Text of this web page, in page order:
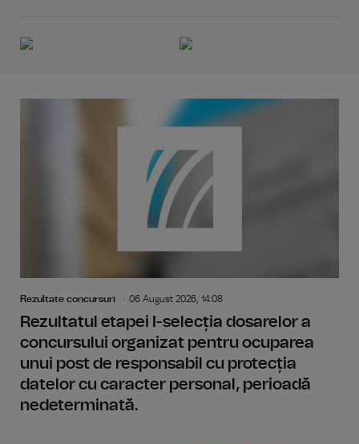
Rezultate concursuri 06 August 2026, 14:08
Rezultatul etapei I-selecția dosarelor a
concursului organizat pentru ocuparea
unui post de responsabil cu protecția
datelor cu caracter personal, perioadă
nedeterminată.